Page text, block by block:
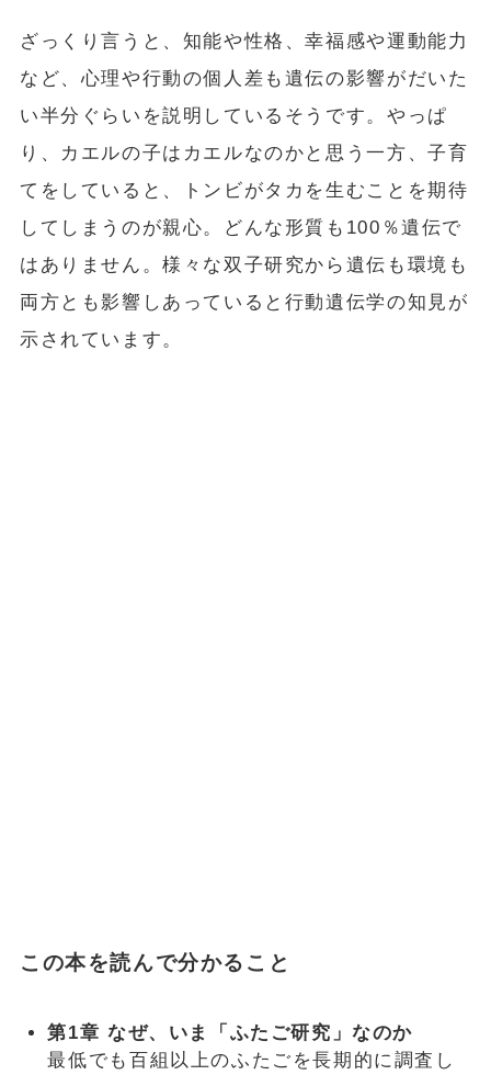
ざっくり言うと、知能や性格、幸福感や運動能力
など、心理や行動の個人差も遺伝の影響がだいた
い半分ぐらいを説明しているそうです。やっぱ
り、カエルの子はカエルなのかと思う一方、子育
てをしていると、トンビがタカを生むことを期待
してしまうのが親心。どんな形質も100％遺伝で
はありません。様々な双子研究から遺伝も環境も
両方とも影響しあっていると行動遺伝学の知見が
示されています。
この本を読んで分かること
第1章 なぜ、いま「ふたご研究」なのか
最低でも百組以上のふたごを長期的に調査し